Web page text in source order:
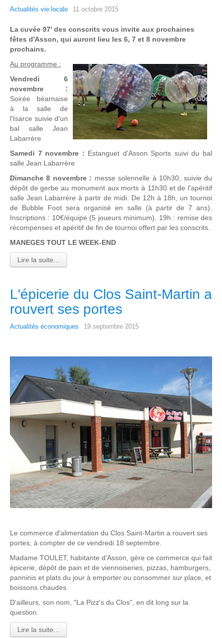
Actualités vie locale 11 octobre 2015
La cuvée 97' des conscrits vous invite aux prochaines
fêtes d'Asson, qui auront lieu les 6, 7 et 8 novembre
prochains.
Au programme :
Vendredi 6
novembre :
Soirée béarnaise
à la salle de
l'Isarce suivie d'un
bal salle Jean
Labarrère
Samedi 7 novembre : Estanguet d'Asson Sports suivi du bal
salle Jean Labarrère
Dimanche 8 novembre : messe solennelle à 10h30, suivie du
dépôt de gerbe au monument aux morts à 11h30 et de l'apéritif
salle Jean Labarrère à partir de midi. De 12h à 18h, un tournoi
de Bubble Foot sera organisé en salle (à partir de 7 ans).
Inscriptions : 10€/équipe (5 joueurs minimum). 19h : remise des
récompenses et apéritif de fin de tournoi offert par les conscrits.
MANEGES TOUT LE WEEK-END
Lire la suite...
L'épicerie du Clos Saint-Martin a
rouvert ses portes
Actualités économiques 19 septembre 2015
Le commerce d'alimentation du Clos Saint-Martin a rouvert ses
portes, à compter de ce vendredi 18 septembre.
Madame TOULET, habitante d'Asson, gère ce commerce qui fait
épicerie, dépôt de pain et de viennoiseries, pizzas, hamburgers,
panninis et plats du jour à emporter ou consommer sur place, et
boissons chaudes.
D'ailleurs, son nom, "La Pizz's du Clos", en dit long sur la
question.
Lire la suite...